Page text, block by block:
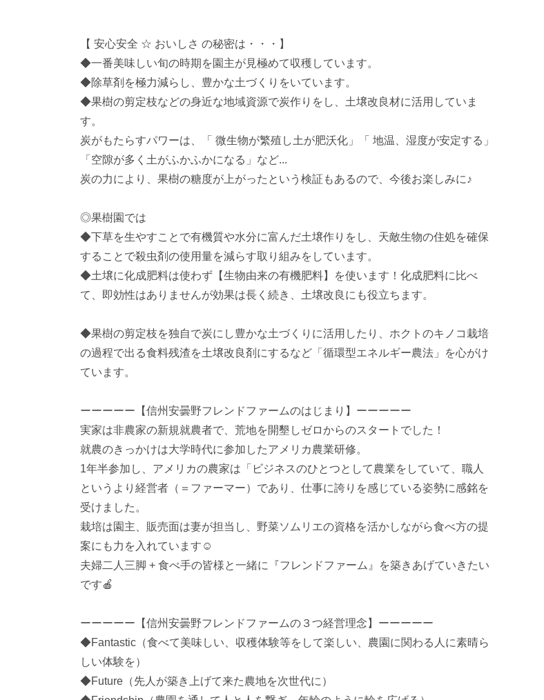
【 安心安全 ☆ おいしさ の秘密は・・・】
◆一番美味しい旬の時期を園主が見極めて収穫しています。
◆除草剤を極力減らし、豊かな土づくりをいています。
◆果樹の剪定枝などの身近な地域資源で炭作りをし、土壌改良材に活用していま
す。
炭がもたらすパワーは、「 微生物が繁殖し土が肥沃化」「 地温、湿度が安定する」
「空隙が多く土がふかふかになる」など...
炭の力により、果樹の糖度が上がったという検証もあるので、今後お楽しみに♪
◎果樹園では
◆下草を生やすことで有機質や水分に富んだ土壌作りをし、天敵生物の住処を確保
することで殺虫剤の使用量を減らす取り組みをしています。
◆土壌に化成肥料は使わず【生物由来の有機肥料】を使います！化成肥料に比べ
て、即効性はありませんが効果は長く続き、土壌改良にも役立ちます。
◆果樹の剪定枝を独自で炭にし豊かな土づくりに活用したり、ホクトのキノコ栽培
の過程で出る食料残渣を土壌改良剤にするなど「循環型エネルギー農法」を心がけ
ています。
ーーーーー【信州安曇野フレンドファームのはじまり】ーーーーー
実家は非農家の新規就農者で、荒地を開墾しゼロからのスタートでした！
就農のきっかけは大学時代に参加したアメリカ農業研修。
1年半参加し、アメリカの農家は「ビジネスのひとつとして農業をしていて、職人
というより経営者（＝ファーマー）であり、仕事に誇りを感じている姿勢に感銘を
受けました。
栽培は園主、販売面は妻が担当し、野菜ソムリエの資格を活かしながら食べ方の提
案にも力を入れています☺️
夫婦二人三脚 + 食べ手の皆様と一緒に『フレンドファーム』を築きあげていきたい
です🍎
ーーーーー【信州安曇野フレンドファームの３つ経営理念】ーーーーー
◆Fantastic（食べて美味しい、収穫体験等をして楽しい、農園に関わる人に素晴ら
しい体験を）
◆Future（先人が築き上げて来た農地を次世代に）